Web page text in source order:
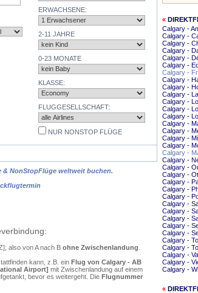
ERWACHSENE:
2-11 JAHRE
0-23 MONATE
KLASSE:
FLUGGESELLSCHAFT:
NUR NONSTOP FLÜGE
NonStopFlüge weltweit buchen.
also von A nach B ohne Zwischenlandung
kann, z.B. ein Flug von Calgary - AB
Airport] mit Zwischenlandung auf einem
bevor es weitergeht. Die Flugnummer
«
Calgary -
Calgary -
Calgary -
Calgary -
Calgary -
Calgary -
Calgary -
Calgary -
Calgary -
Calgary -
Calgary -
Calgary -
Calgary -
Calgary -
Calgary -
Calgary -
Calgary -
Calgary -
Calgary -
Calgary -
Calgary -
Calgary -
Calgary -
Calgary -
Calgary -
Calgary -
Calgary -
Calgary -
Calgary -
Calgary -
Calgary -
Calgary -
Calgary -
Calgary -
«